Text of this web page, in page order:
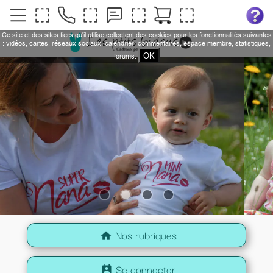
home Nos rubriques
perm_contact_calendar Se connecter
Ce site et des sites tiers qu'il utilise collectent des cookies pour les fonctionnalités suivantes
: vidéos, cartes, réseaux sociaux, calendrier, commentaires, espace membre, statistiques,
forums.
OK